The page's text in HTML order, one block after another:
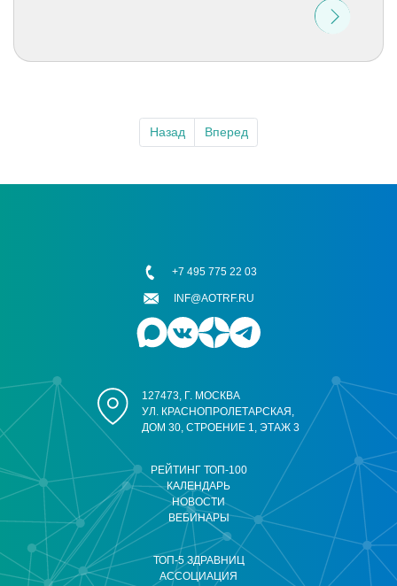
Назад Вперед
РЕЙТИНГ ТОП-100
КАЛЕНДАРЬ
НОВОСТИ
ВЕБИНАРЫ
ТОП-5 ЗДРАВНИЦ
АССОЦИАЦИЯ
127473, Г. МОСКВА
УЛ. КРАСНОПРОЛЕТАРСКАЯ,
ДОМ 30, СТРОЕНИЕ 1, ЭТАЖ 3
+7 495 775 22 03
INF@AOTRF.RU